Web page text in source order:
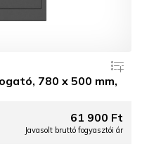
780 x 500 mm,
61 900 Ft
Javasolt bruttó fogyasztói ár